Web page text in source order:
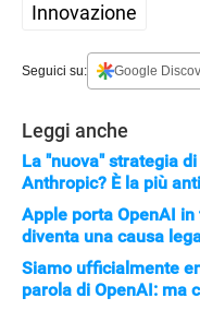
Innovazione
Seguici su: Google
Leggi anche
La "nuova" strategia
Anthropic? È la più
Apple porta OpenAI
diventa una causa
Siamo ufficialmente
parola di OpenAI: ma